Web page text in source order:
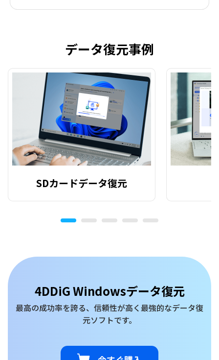
データ復元事例
SDカードデータ復元
4DDiG Windowsデータ復元
最高の成功率を誇る、信頼性が高く最強的なデータ復
元ソフトです。